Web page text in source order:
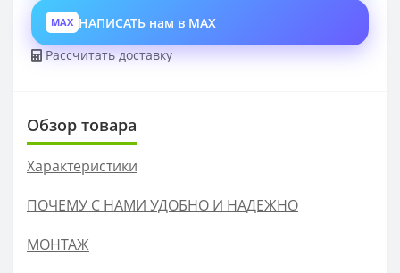
MAX НАПИСАТЬ нам в MAX
Рассчитать доставку
Обзор товара
Характеристики
ПОЧЕМУ С НАМИ УДОБНО И НАДЕЖНО
МОНТАЖ